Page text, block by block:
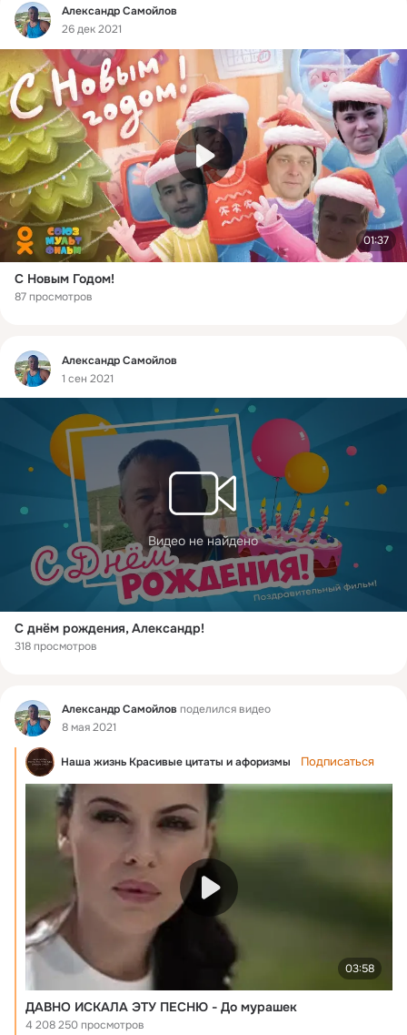
Фид
Александр Самойлов
26 дек 2021
01:37
С Новым Годом!
87 просмотров
Фид
Александр Самойлов
1 сен 2021
Видео не найдено
С днём рождения, Александр!
318 просмотров
Фид Александр Самойлов поделился видео
8 мая 2021
Наша жизнь Красивые цитаты и афоризмы Подписаться
03:58
ДАВНО ИСКАЛА ЭТУ ПЕСНЮ - До мурашек
4 208 250 просмотров